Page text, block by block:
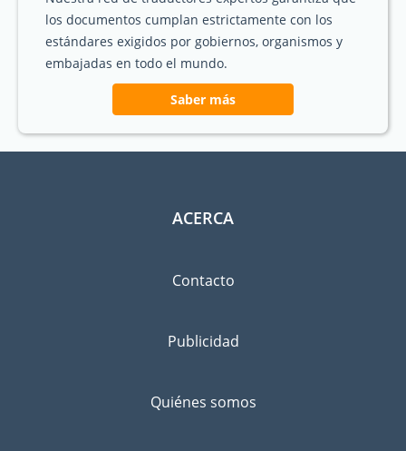
los documentos cumplan estrictamente con los
estándares exigidos por gobiernos, organismos y
embajadas en todo el mundo.
Saber más
ACERCA
Contacto
Publicidad
Quiénes somos